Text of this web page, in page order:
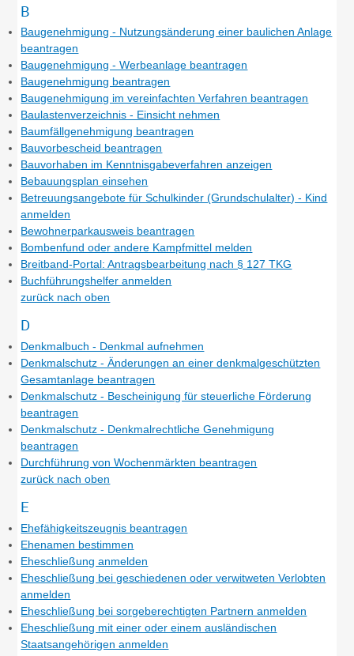
B
Baugenehmigung - Nutzungsänderung einer baulichen Anlage
beantragen
Baugenehmigung - Werbeanlage beantragen
Baugenehmigung beantragen
Baugenehmigung im vereinfachten Verfahren beantragen
Baulastenverzeichnis - Einsicht nehmen
Baumfällgenehmigung beantragen
Bauvorbescheid beantragen
Bauvorhaben im Kenntnisgabeverfahren anzeigen
Bebauungsplan einsehen
Betreuungsangebote für Schulkinder (Grundschulalter) - Kind
anmelden
Bewohnerparkausweis beantragen
Bombenfund oder andere Kampfmittel melden
Breitband-Portal: Antragsbearbeitung nach § 127 TKG
Buchführungshelfer anmelden
zurück nach oben
D
Denkmalbuch - Denkmal aufnehmen
Denkmalschutz - Änderungen an einer denkmalgeschützten
Gesamtanlage beantragen
Denkmalschutz - Bescheinigung für steuerliche Förderung
beantragen
Denkmalschutz - Denkmalrechtliche Genehmigung
beantragen
Durchführung von Wochenmärkten beantragen
zurück nach oben
E
Ehefähigkeitszeugnis beantragen
Ehenamen bestimmen
Eheschließung anmelden
Eheschließung bei geschiedenen oder verwitweten Verlobten
anmelden
Eheschließung bei sorgeberechtigten Partnern anmelden
Eheschließung mit einer oder einem ausländischen
Staatsangehörigen anmelden